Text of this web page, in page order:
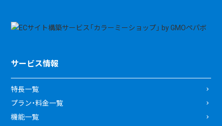
サービス情報
特長一覧
プラン・料金一覧
機能一覧